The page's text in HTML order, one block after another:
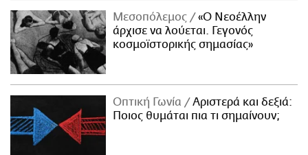
Μεσοπόλεμος
«Ο Νεοέλλην
άρχισε να λούεται. Γεγονός
κοσμοϊστορικής σημασίας»
Οπτική Γωνία
Αριστερά και δεξιά:
Ποιος θυμάται πια τι σημαίνουν;